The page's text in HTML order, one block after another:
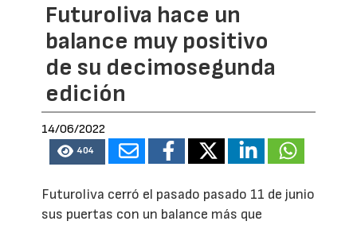
Futuroliva hace un
balance muy positivo
de su decimosegunda
edición
14/06/2022
404
Futuroliva cerró el pasado pasado 11 de junio
sus puertas con un balance más que